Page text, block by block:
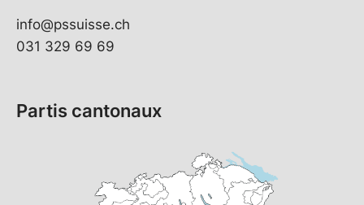
info@pssuisse.ch
031 329 69 69
Partis cantonaux